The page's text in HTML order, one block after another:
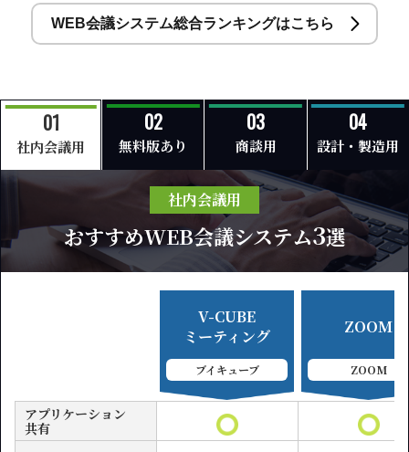
WEB会議システム総合ランキングはこちら
社内会議用 無料版あり 商談用 設計・製造用
社内会議用
おすすめWEB会議システム3選
V-CUBE
ミーティング
ブイキューブ
ZOOM
ZOOM
アプリケーション
共有